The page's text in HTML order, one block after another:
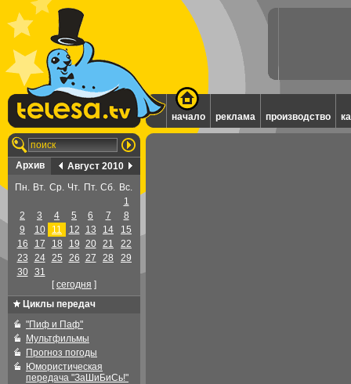
начало реклама производство
Архив
Август 2010
Пн. Вт. Ср. Чт. Пт. Сб. Вс.
1
2
3 4 5 6 7
8
9
10 11 12 13 14
15
16
17 18 19 20 21
22
23
24 25 26 27 28
29
30
31
[cегодня ]
Циклы передач
"Пиф и Паф"
Мультфильмы
Прогноз погоды
Юмористическая
передача "ЗаШиБиСь!"